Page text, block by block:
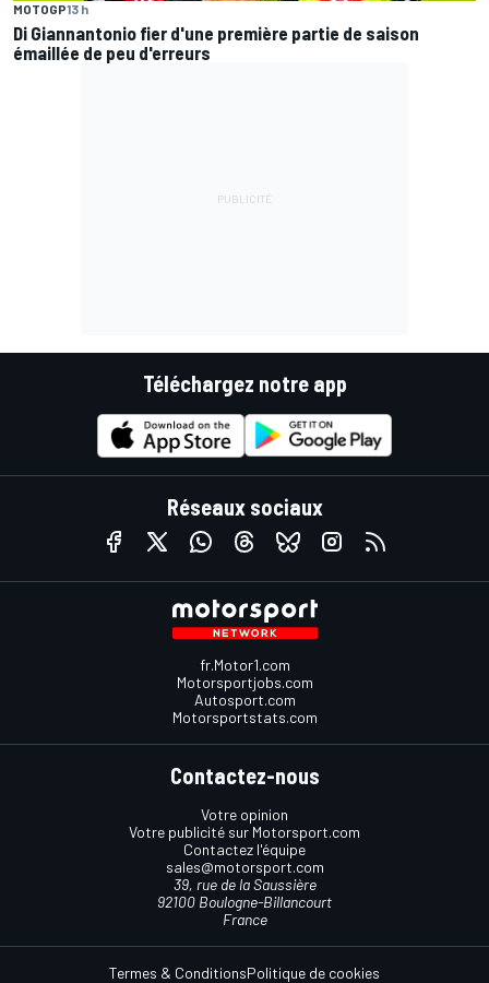
MOTOGP13 h
Di Giannantonio fier d'une première partie de saison
émaillée de peu d'erreurs
Téléchargez notre app
Réseaux sociaux
fr.Motor1.com
Motorsportjobs.com
Autosport.com
Motorsportstats.com
Contactez-nous
Votre opinion
Votre publicité sur Motorsport.com
Contactez l'équipe
sales@motorsport.com
39, rue de la Saussière
92100 Boulogne-Billancourt
France
Termes & ConditionsPolitique de cookies